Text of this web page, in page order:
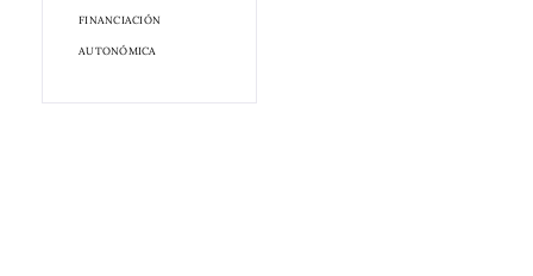
FINANCIACIÓN
AUTONÓMICA